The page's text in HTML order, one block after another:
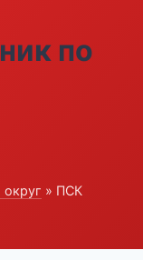
по
» ПСК